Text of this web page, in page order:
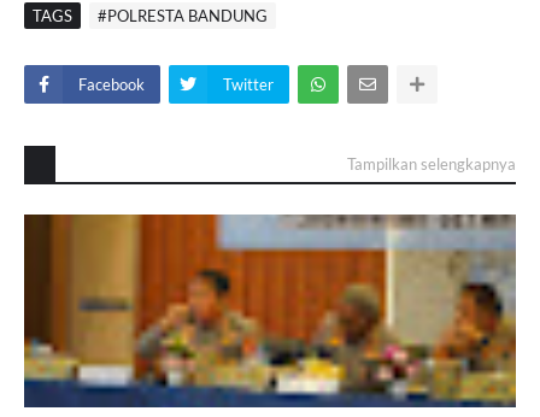
TAGS #POLRESTA BANDUNG
Facebook Twitter
Tampilkan selengkapnya